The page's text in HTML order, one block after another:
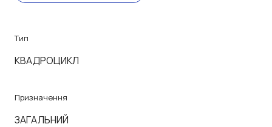
Тип
КВАДРОЦИКЛ
Призначення
ЗАГАЛЬНИЙ